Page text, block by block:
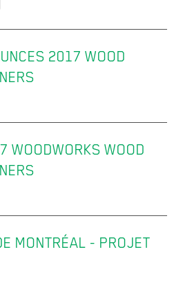
2017 WOOD
WOODWORKS WOOD
MONTRÉAL - PROJET